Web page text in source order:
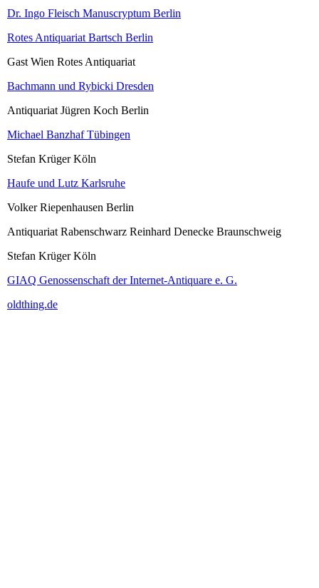
Dr. Ingo Fleisch Manuscryptum Berlin
Rotes Antiquariat Bartsch Berlin
Gast Wien Rotes Antiquariat
Bachmann und Rybicki Dresden
Antiquariat Jügren Koch Berlin
Michael Banzhaf Tübingen
Stefan Krüger Köln
Haufe und Lutz Karlsruhe
Volker Riepenhausen Berlin
Antiquariat Rabenschwarz Reinhard Denecke Braunschweig
Stefan Krüger Köln
GIAQ Genossenschaft der Internet-Antiquare e. G.
oldthing.de